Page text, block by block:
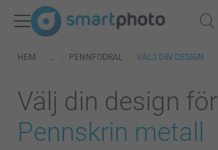
HEM PENNFODRAL VÄLJ DIN DESIGN
Välj din design för
Pennskrin metall